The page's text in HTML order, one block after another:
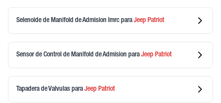
Selenoide de Manifold de Admision Imrc paraJeep Patriot
Sensor de Control de Manifold de Admision paraJeep Patriot
Tapadera de Valvulas paraJeep Patriot